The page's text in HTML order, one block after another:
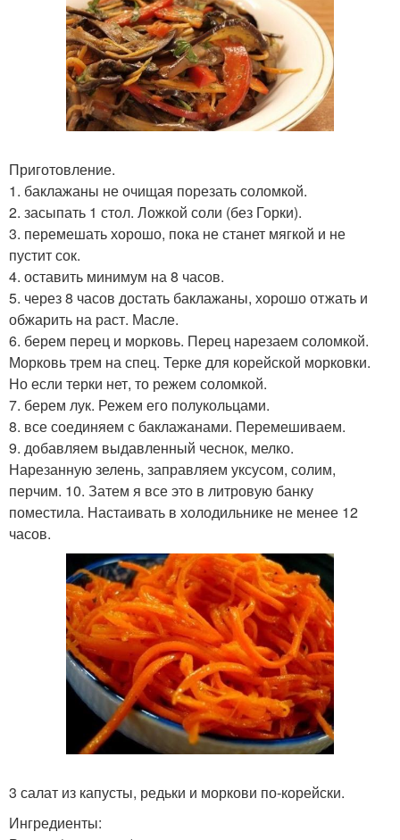
Приготовление.
1. баклажаны не очищая порезать соломкой.
2. засыпать 1 стол. Ложкой соли (без Горки).
3. перемешать хорошо, пока не станет мягкой и не
пустит сок.
4. оставить минимум на 8 часов.
5. через 8 часов достать баклажаны, хорошо отжать и
обжарить на раст. Масле.
6. берем перец и морковь. Перец нарезаем соломкой.
Морковь трем на спец. Терке для корейской морковки.
Но если терки нет, то режем соломкой.
7. берем лук. Режем его полукольцами.
8. все соединяем с баклажанами. Перемешиваем.
9. добавляем выдавленный чеснок, мелко.
Нарезанную зелень, заправляем уксусом, солим,
перчим. 10. Затем я все это в литровую банку
поместила. Настаивать в холодильнике не менее 12
часов.
3 салат из капусты, редьки и моркови по-корейски.
Ингредиенты: